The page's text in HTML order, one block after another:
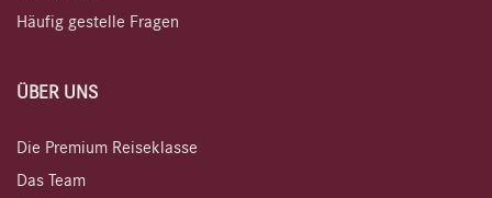
Häufig gestelle Fragen
ÜBER UNS
Die Premium Reiseklasse
Das Team